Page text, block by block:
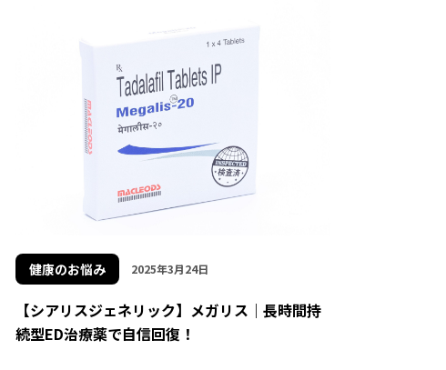
健康のお悩み 2025年3月24日
【シアリスジェネリック】メガリス｜長時間持
続型ED治療薬で自信回復！